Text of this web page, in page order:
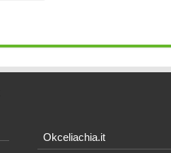
Okceliachia.it